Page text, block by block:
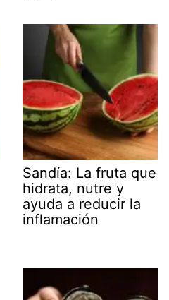
Sandía: La fruta que
hidrata, nutre y
ayuda a reducir la
inflamación